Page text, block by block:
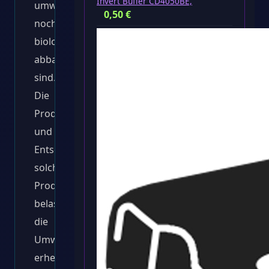
umweltfreundlich
noch
biologisch
abbaubar
sind.
Die
Produktion
und
Entsorgung
solcher
Produkte
belasten
die
Umwelt
erheblich.
0,50€